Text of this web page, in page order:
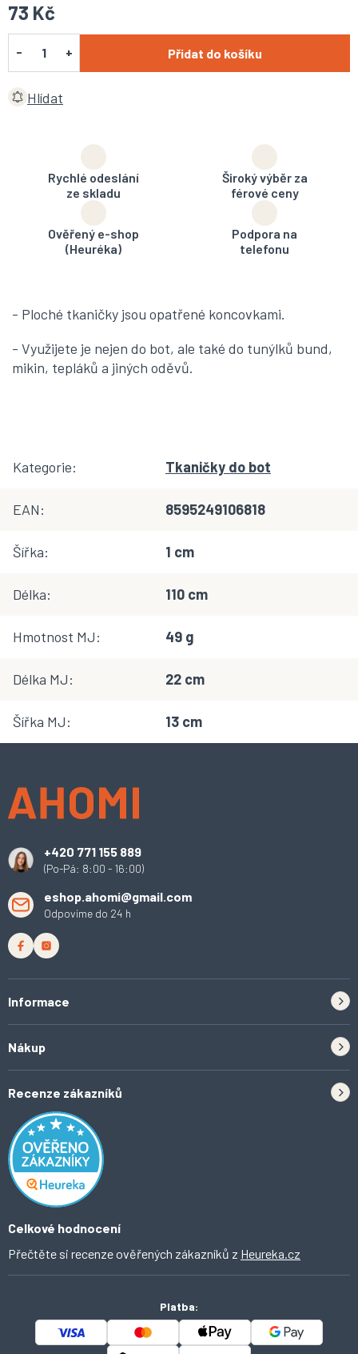
73 Kč
Přidat do košíku
Hlídat
Rychlé odeslání
ze skladu
Široký výběr za
férové ceny
Ověřený e-shop
(Heuréka)
Podpora na
telefonu
- Ploché tkaničky jsou opatřené koncovkami.
- Využijete je nejen do bot, ale také do tunýlků bund,
mikin, tepláků a jiných oděvů.
Kategorie: Tkaničky do bot
EAN: 8595249106818
Šířka: 1 cm
Délka: 110 cm
Hmotnost MJ: 49 g
Délka MJ: 22 cm
Šířka MJ: 13 cm
+420 771 155 889
(Po-Pá: 8:00 - 16:00)
eshop.ahomi@gmail.com
Odpovíme do 24 h
Informace
Tipy do kuchyně
Inspirace a trendy
Domácí vychytávky
O Ahomi
Nákup
Odstoupení od smlouvy
Obchodní podmínky
Ochrana osobních údajů
Recenze zákazníků
Celkové hodnocení
Přečtěte si recenze ověřených zákazníků z Heureka.cz
Platba: